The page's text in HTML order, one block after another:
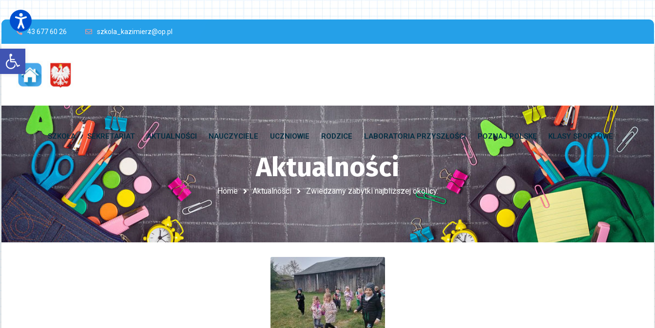
Open toolbar
43 677 60 26 szkola_kazimierz@op.pl
SZKOŁA SEKRETARIAT AKTUALNOŚCI NAUCZYCIELE UCZNIOWIE RODZICE LABORATORIA PRZYSZŁOŚCI POZNAJ POLSKĘ KLASY SPORTOWE
Aktualności
Home Aktualności Zwiedzamy zabytki najbliższej okolicy.